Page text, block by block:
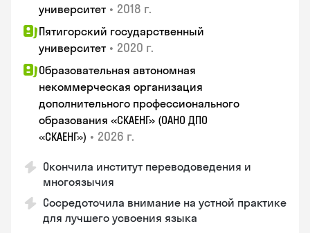
университет • 2018 г.
Пятигорский государственный
университет • 2020 г.
Образовательная автономная
некоммерческая организация
дополнительного профессионального
образования «СКАЕНГ» (ОАНО ДПО
«СКАЕНГ») • 2026 г.
Окончила институт переводоведения и
многоязычия
Сосредоточила внимание на устной практике
для лучшего усвоения языка